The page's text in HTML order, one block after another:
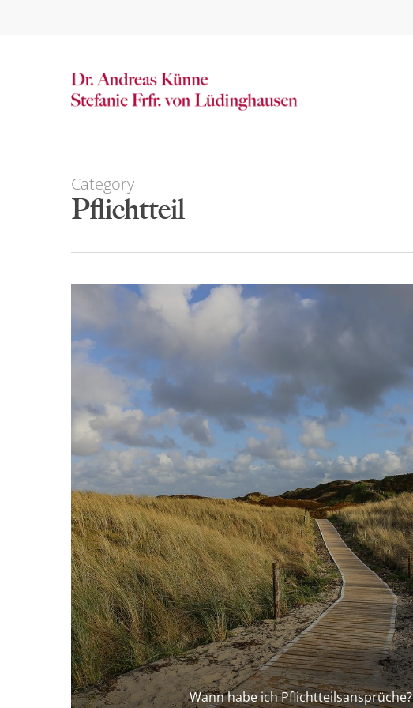
Category
Pflichtteil
Wann habe ich Pflichtteilsansprüche?